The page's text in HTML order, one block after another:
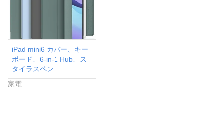
iPad mini6 カバー、キー
ボード、6-in-1 Hub、ス
タイラスペン
家電